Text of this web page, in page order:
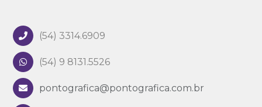
(54) 3314.6909
(54) 9 8131.5526
pontografica@pontografica.com.br